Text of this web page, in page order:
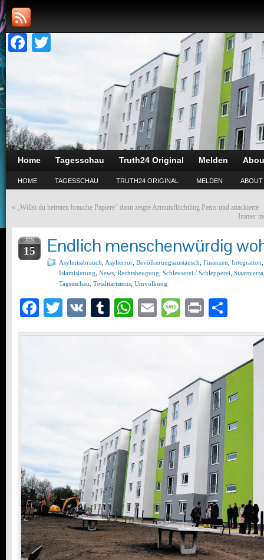
Facebook
Home Tagesschau Truth24 Original Melden
HOME TAGESSCHAU TRUTH24 ORIGINAL MELDEN ABOUT
« „Willst du heiraten brauche Papiere“ dann zeigte Armutsflüchtling Penis und attackierte
Immer
JUN
15 Endlich menschenwürdig
Asylmissbrauch Asylterror Bevölkerungsaustausch Finanzen Integration
Islamisierung News Rechtsbeugung Schleuserei / Schlepperei
Tagesschau Totalitarismus Umvolkung
Facebook
Twitter
VK Tumblr
WhatsApp
EmailMessage
Print